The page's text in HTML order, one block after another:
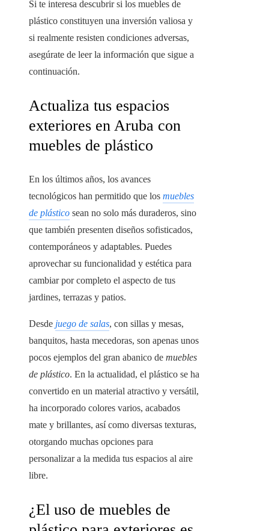
Si te interesa descubrir si los muebles de
plástico constituyen una inversión valiosa y
si realmente resisten condiciones adversas,
asegúrate de leer la información que sigue a
continuación.
Actualiza tus espacios
exteriores en Aruba con
muebles de plástico
En los últimos años, los avances
tecnológicos han permitido que los muebles
de plástico sean no solo más duraderos, sino
que también presenten diseños sofisticados,
contemporáneos y adaptables. Puedes
aprovechar su funcionalidad y estética para
cambiar por completo el aspecto de tus
jardines, terrazas y patios.
Desde juego de salas, con sillas y mesas,
banquitos, hasta mecedoras, son apenas unos
pocos ejemplos del gran abanico de muebles
de plástico. En la actualidad, el plástico se ha
convertido en un material atractivo y versátil,
ha incorporado colores varios, acabados
mate y brillantes, así como diversas texturas,
otorgando muchas opciones para
personalizar a la medida tus espacios al aire
libre.
¿El uso de muebles de